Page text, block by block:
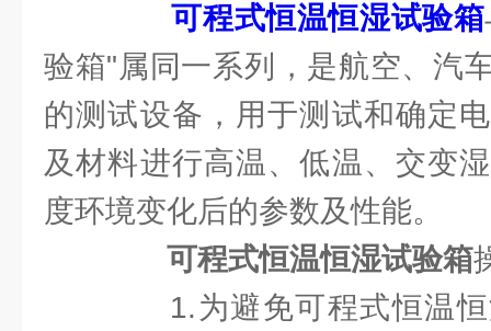
可程式恒温恒湿试验箱
验箱"属同一系列，是航空、汽
的测试设备，用于测试和确定
及材料进行高温、低温、交变
度环境变化后的参数及性能。
可程式恒温恒湿试验箱
1.为避免可程式恒温恒